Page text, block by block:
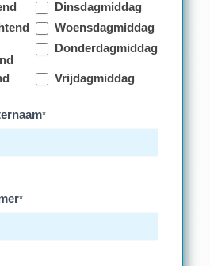
Dinsdagmiddag
Woensdagmiddag
Donderdagmiddag
Vrijdagmiddag
*
*